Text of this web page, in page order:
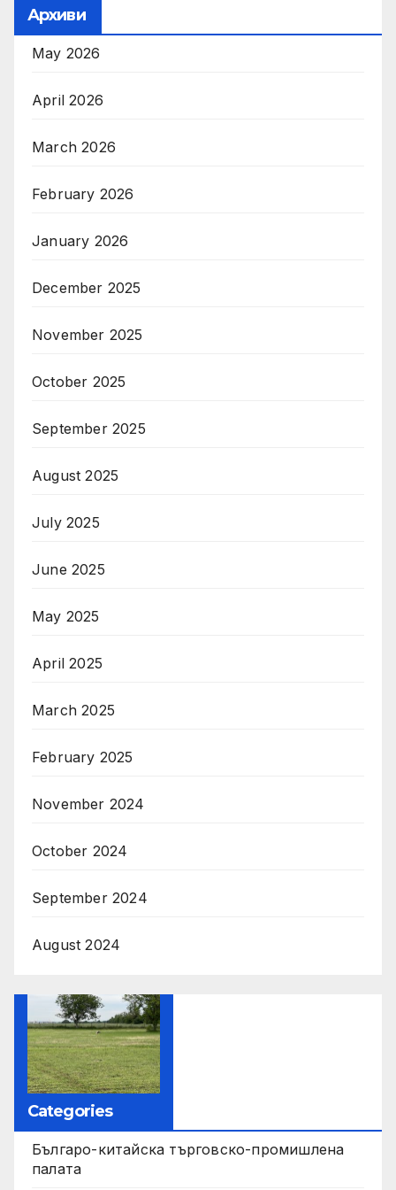
Архиви
May 2026
April 2026
March 2026
February 2026
January 2026
December 2025
November 2025
October 2025
September 2025
August 2025
July 2025
June 2025
May 2025
April 2025
March 2025
February 2025
November 2024
October 2024
September 2024
August 2024
Categories
Българо-китайска търговско-промишлена
палата